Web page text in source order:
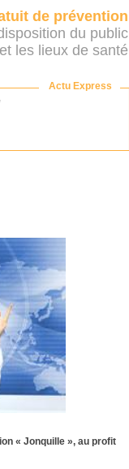
de prévention
du public
les lieux de santé
Actu Express
« Jonquille », au profit